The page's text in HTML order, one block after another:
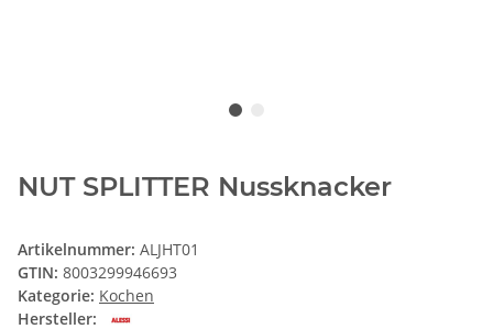
NUT SPLITTER Nussknacker
Artikelnummer: ALJHT01
GTIN: 8003299946693
Kategorie: Kochen
Hersteller: